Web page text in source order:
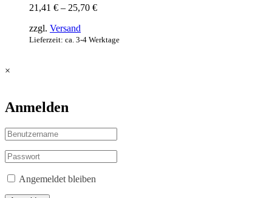
können
21,41 € – 25,70 €Preisspanne:
25,70 €
zzgl. Versand
Lieferzeit: ca. 3-4 Werktage
×
Anmelden
Angemeldet bleiben